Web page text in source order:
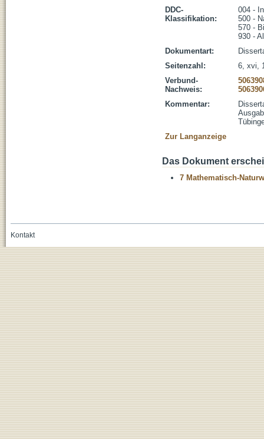
DDC-
Klassifikation:
004 -
500 -
570 -
930 -
Dokumentart:
Seitenzahl:
6, xvi,
Verbund-
Nachweis:
Kommentar:
Zur Langanzeige
Das Dokument
7 Mathematisch-
Kontakt